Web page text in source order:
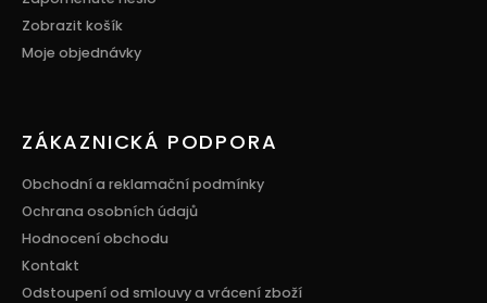
Zobrazit košík
Moje objednávky
ZÁKAZNICKÁ PODPORA
Obchodní a reklamační podmínky
Ochrana osobních údajů
Hodnocení obchodu
Kontakt
Odstoupení od smlouvy a vrácení zboží